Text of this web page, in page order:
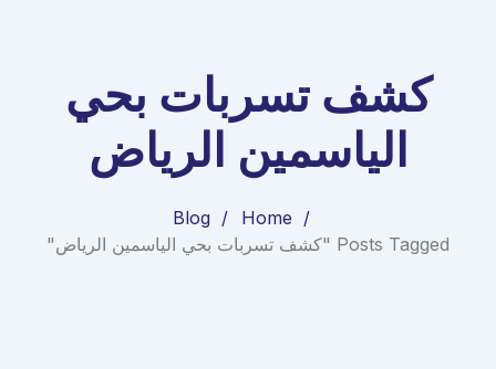
كشف تسربات بحي
الياسمين الرياض
Home
Blog
Posts Tagged "كشف تسربات بحي الياسمين الرياض"